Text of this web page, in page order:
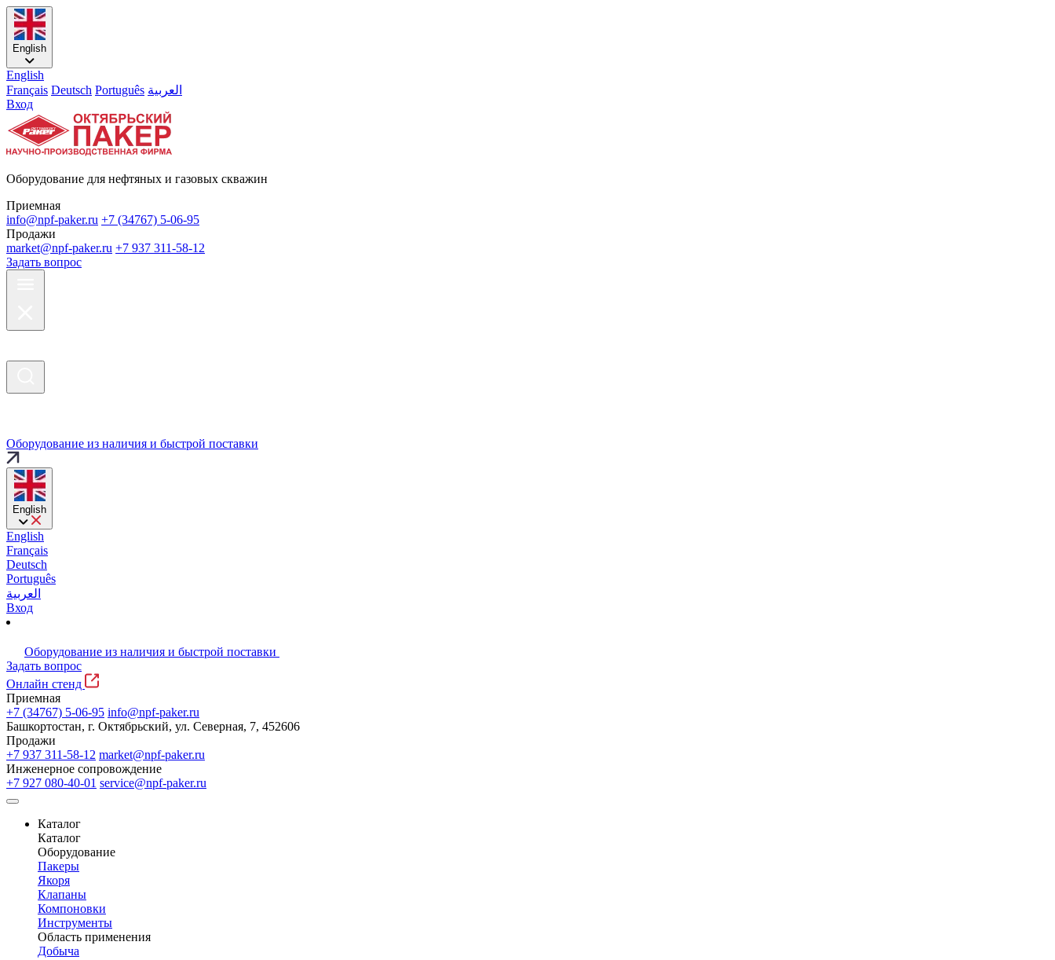
English
English
Français Deutsch Português العربية
Вход
Оборудование для нефтяных и газовых скважин
Приемная
info@npf-paker.ru +7 (34767) 5-06-95
Продажи
market@npf-paker.ru +7 937 311-58-12
Задать вопрос
Оборудование из наличия и быстрой поставки
English
English
Français
Deutsch
Português
العربية
Вход
Оборудование из наличия и быстрой поставки
Задать вопрос
Онлайн стенд
Приемная
+7 (34767) 5-06-95 info@npf-paker.ru
Башкортостан, г. Октябрьский, ул. Северная, 7, 452606
Продажи
+7 937 311-58-12 market@npf-paker.ru
Инженерное сопровождение
+7 927 080-40-01 service@npf-paker.ru
Каталог
Каталог
Оборудование
Пакеры
Якоря
Клапаны
Компоновки
Инструменты
Область применения
Добыча